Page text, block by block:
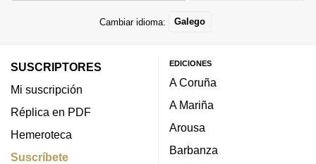
Cambiar idioma: Galego
SUSCRIPTORES
Mi suscripción
Réplica en PDF
Hemeroteca
Suscríbete
EDICIONES
A Coruña
A Mariña
Arousa
Barbanza